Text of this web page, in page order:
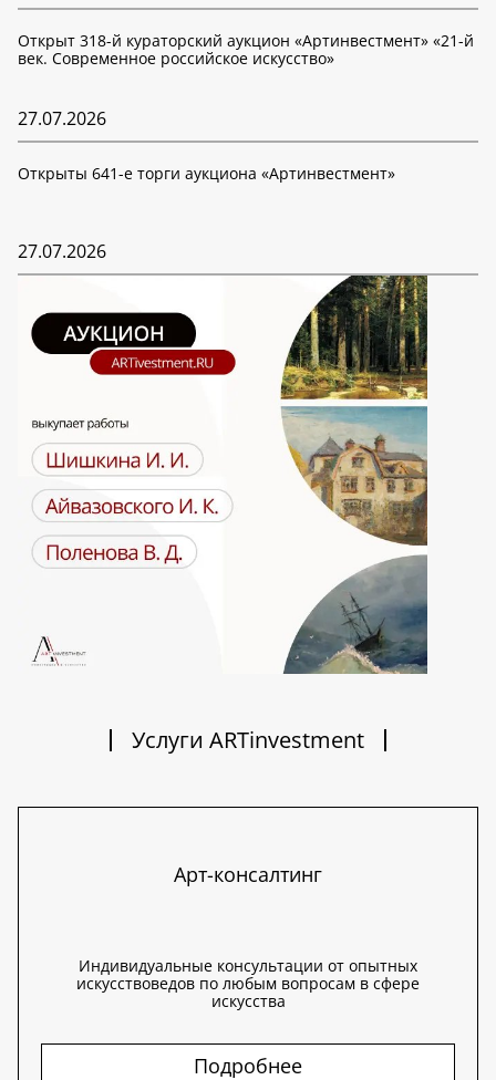
Открыт 318-й кураторский аукцион «Артинвестмент» «21-й
век. Современное российское искусство»
27.07.2026
Открыты 641-е торги аукциона «Артинвестмент»
27.07.2026
Услуги ARTinvestment
Арт-консалтинг
Индивидуальные консультации от опытных
искусствоведов по любым вопросам в сфере
искусства
Подробнее